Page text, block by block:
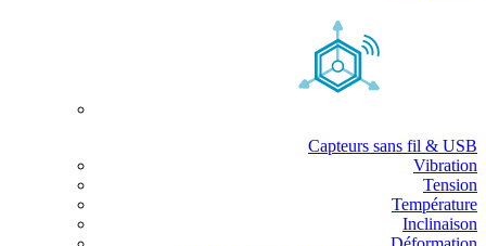
Capteurs sans fil & USB
Vibration
Tension
Température
Inclinaison